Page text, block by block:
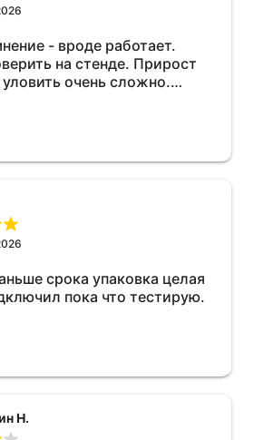
- вроде работает.
на стенде. Прирост
уловить очень сложно.
отключу и посмотрю, что
срока упаковка целая
пока что тестирую.
Н.